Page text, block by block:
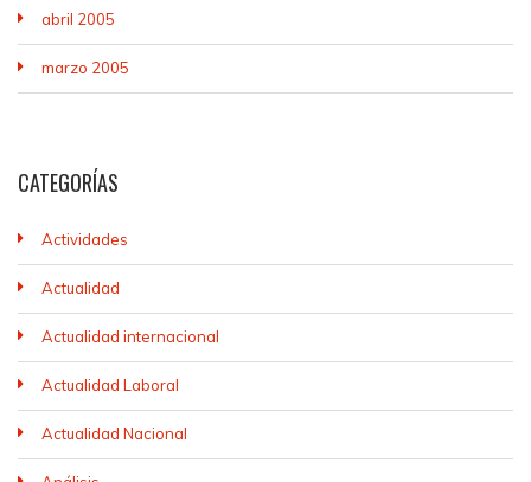
abril 2005
marzo 2005
CATEGORÍAS
Actividades
Actualidad
Actualidad internacional
Actualidad Laboral
Actualidad Nacional